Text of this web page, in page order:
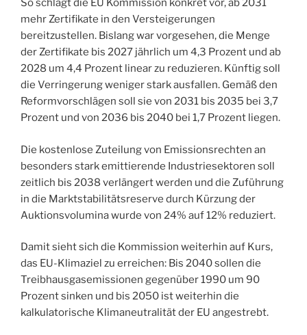
So schlägt die EU Kommission konkret vor, ab 2031
mehr Zertifikate in den Versteigerungen
bereitzustellen. Bislang war vorgesehen, die Menge
der Zertifikate bis 2027 jährlich um 4,3 Prozent und ab
2028 um 4,4 Prozent linear zu reduzieren. Künftig soll
die Verringerung weniger stark ausfallen. Gemäß den
Reformvorschlägen soll sie von 2031 bis 2035 bei 3,7
Prozent und von 2036 bis 2040 bei 1,7 Prozent liegen.
Die kostenlose Zuteilung von Emissionsrechten an
besonders stark emittierende Industriesektoren soll
zeitlich bis 2038 verlängert werden und die Zuführung
in die Marktstabilitätsreserve durch Kürzung der
Auktionsvolumina wurde von 24% auf 12% reduziert.
Damit sieht sich die Kommission weiterhin auf Kurs,
das EU-Klimaziel zu erreichen: Bis 2040 sollen die
Treibhausgasemissionen gegenüber 1990 um 90
Prozent sinken und bis 2050 ist weiterhin die
kalkulatorische Klimaneutralität der EU angestrebt.